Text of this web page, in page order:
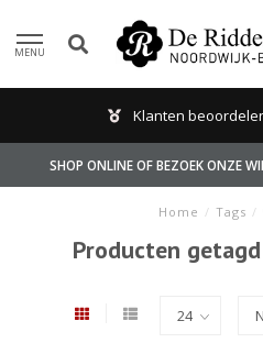
MENU
Klanten
SHOP ONLINE OF BEZOEK ONZE
Home / Tags /
Producten